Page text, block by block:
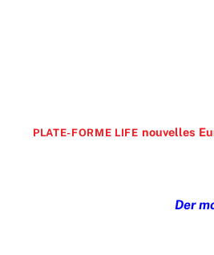
PLATE-FORME LIFE nouvelles
Der